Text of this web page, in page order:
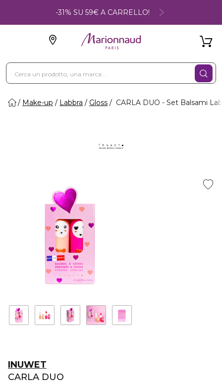
-31% SU 59€ A CARRELLO!
Make-up Labbra Gloss CARLA DUO - Set Balsami
INUWET
CARLA DUO